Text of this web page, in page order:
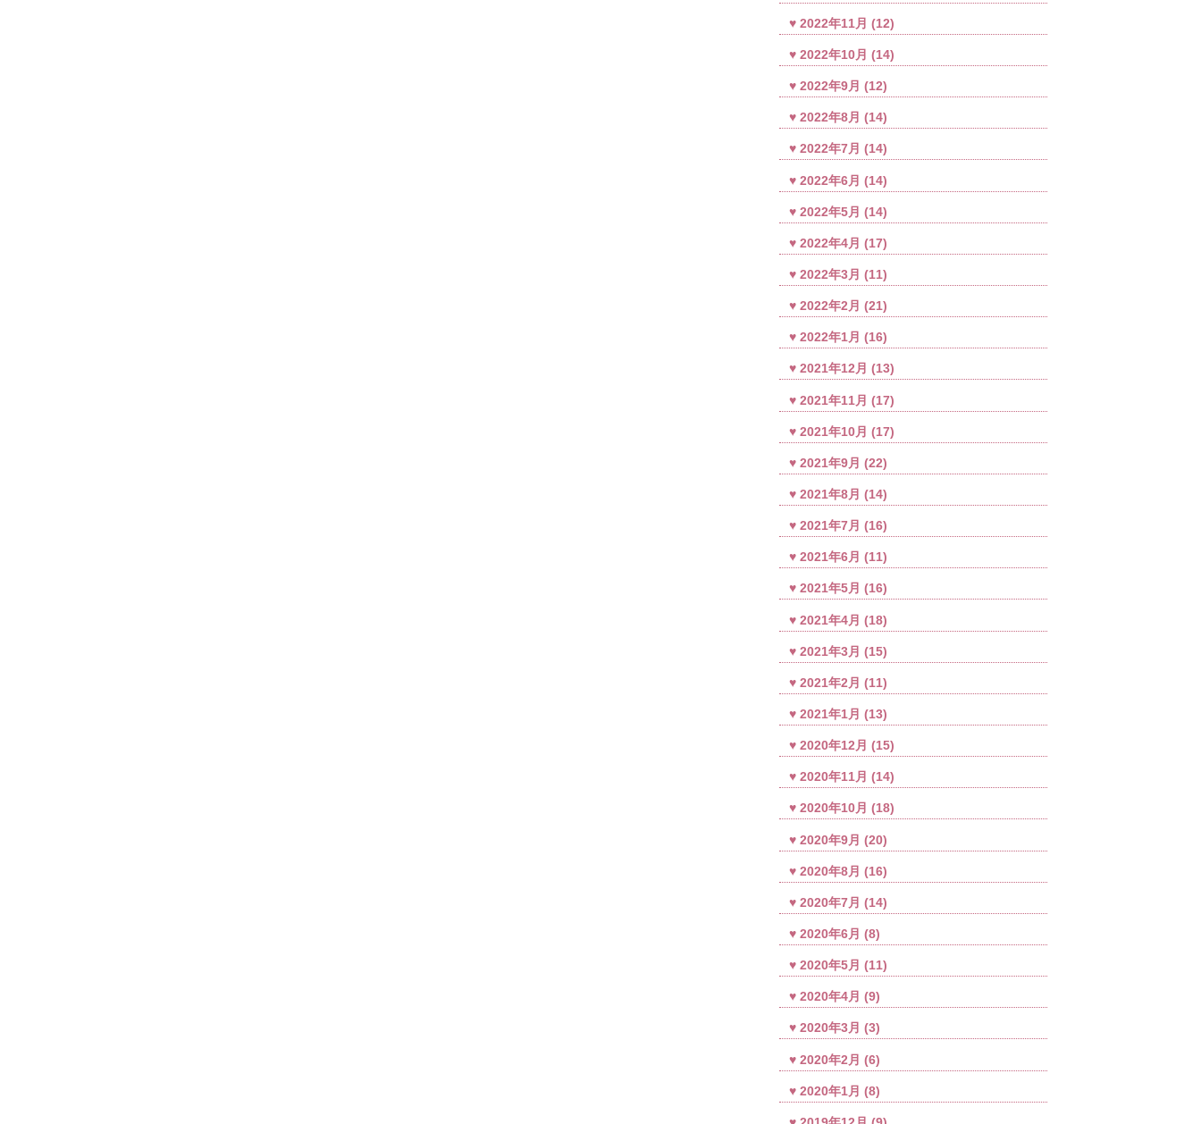
2022年11月 (12)
2022年10月 (14)
2022年9月 (12)
2022年8月 (14)
2022年7月 (14)
2022年6月 (14)
2022年5月 (14)
2022年4月 (17)
2022年3月 (11)
2022年2月 (21)
2022年1月 (16)
2021年12月 (13)
2021年11月 (17)
2021年10月 (17)
2021年9月 (22)
2021年8月 (14)
2021年7月 (16)
2021年6月 (11)
2021年5月 (16)
2021年4月 (18)
2021年3月 (15)
2021年2月 (11)
2021年1月 (13)
2020年12月 (15)
2020年11月 (14)
2020年10月 (18)
2020年9月 (20)
2020年8月 (16)
2020年7月 (14)
2020年6月 (8)
2020年5月 (11)
2020年4月 (9)
2020年3月 (3)
2020年2月 (6)
2020年1月 (8)